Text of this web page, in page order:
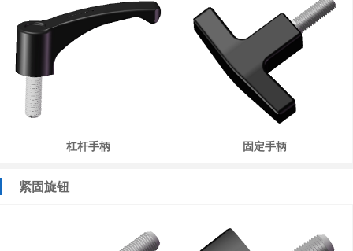
杠杆手柄 固定手柄
紧固旋钮